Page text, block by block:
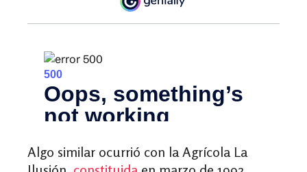
Algo similar ocurrió con la Agrícola La